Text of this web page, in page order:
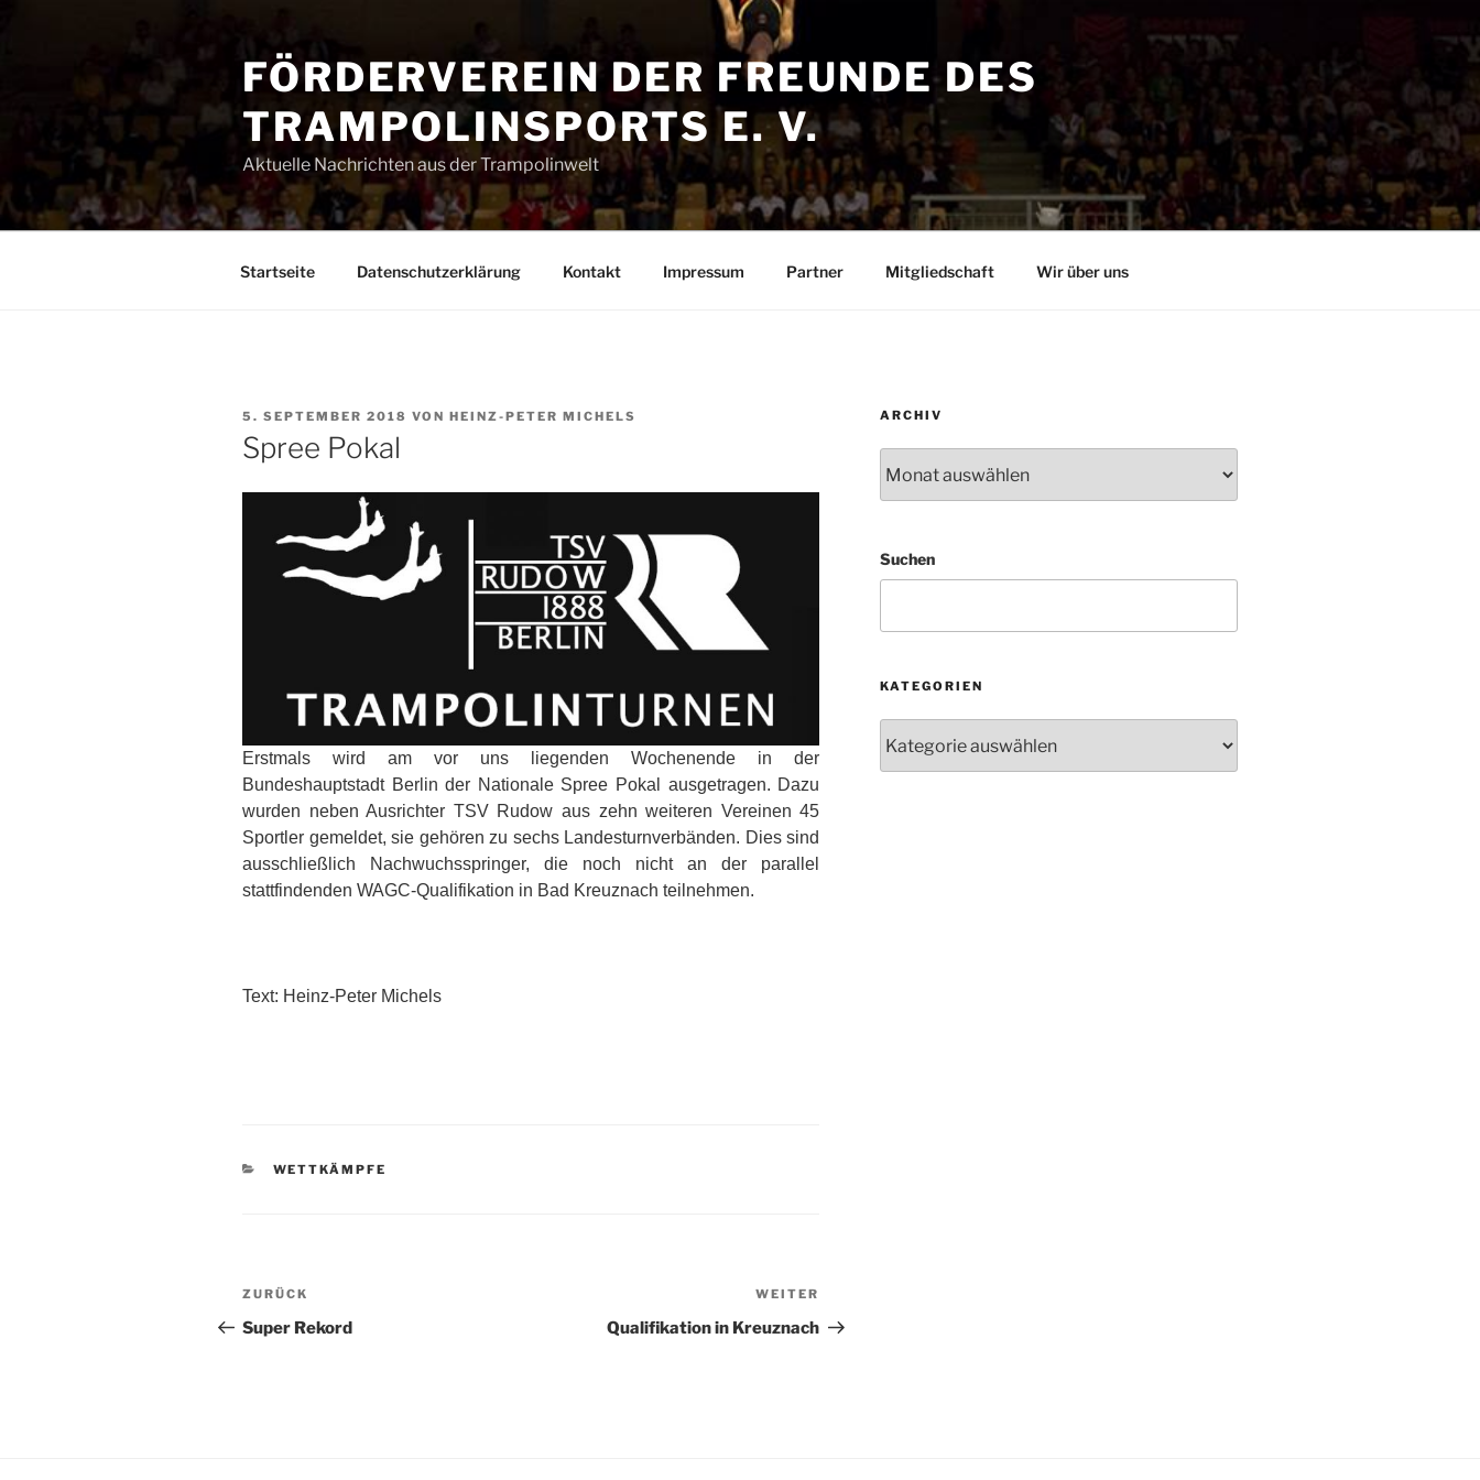
FÖRDERVEREIN DER FREUNDE DES
TRAMPOLINSPORTS E. V.
Aktuelle Nachrichten aus der Trampolinwelt
Startseite Datenschutzerklärung Kontakt Impressum Partner Mitgliedschaft Wir über uns
VERÖFFENTLICHT
AM
5. SEPTEMBER 2018 VON HEINZ-PETER MICHELS
Spree Pokal
Erstmals wird am vor uns liegenden Wochenende in der
Bundeshauptstadt Berlin der Nationale Spree Pokal ausgetragen. Dazu
wurden neben Ausrichter TSV Rudow aus zehn weiteren Vereinen 45
Sportler gemeldet, sie gehören zu sechs Landesturnverbänden. Dies sind
ausschließlich Nachwuchsspringer, die noch nicht an der parallel
stattfindenden WAGC-Qualifikation in Bad Kreuznach teilnehmen.
Text: Heinz-Peter Michels
KATEGORIEN
WETTKÄMPFE
Beitragsnavigation
Vorheriger
Beitrag
ZURÜCK
Super Rekord
Beitrag
WEITER
Qualifikation in Kreuznach
ARCHIV
Suchen
KATEGORIEN